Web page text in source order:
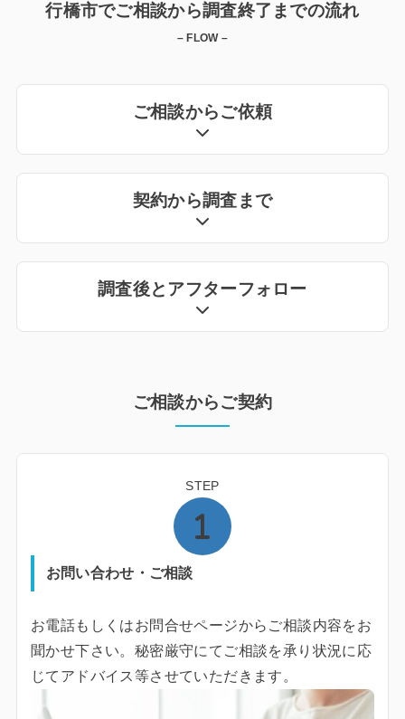
行橋市でご相談から調査終了までの流れ
– FLOW –
ご相談からご依頼
契約から調査まで
調査後とアフターフォロー
ご相談からご契約
STEP
お問い合わせ・ご相談
お電話もしくはお問合せページからご相談内容をお
聞かせ下さい。秘密厳守にてご相談を承り状況に応
じてアドバイス等させていただきます。